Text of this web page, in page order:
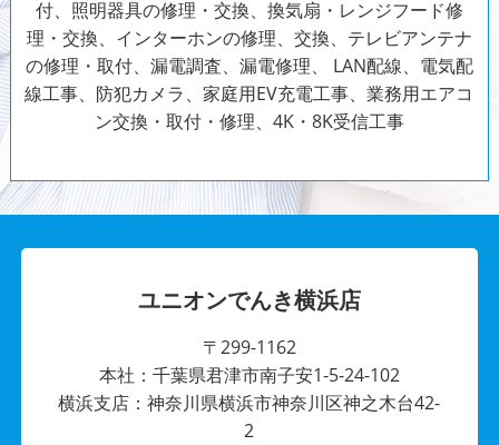
付、照明器具の修理・交換、換気扇・レンジフード修
理・交換、インターホンの修理、交換、テレビアンテナ
の修理・取付、漏電調査、漏電修理、 LAN配線、電気配
線工事、防犯カメラ、家庭用EV充電工事、業務用エアコ
ン交換・取付・修理、4K・8K受信工事
ユニオンでんき横浜店
〒299-1162
本社：千葉県君津市南子安1-5-24-102
横浜支店：神奈川県横浜市神奈川区神之木台42-
2